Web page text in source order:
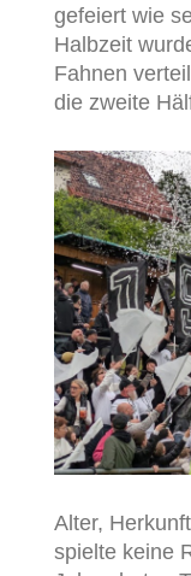
gefeiert wie
Halbzeit
Fahnen
die zweite
Alter,
spielte keine